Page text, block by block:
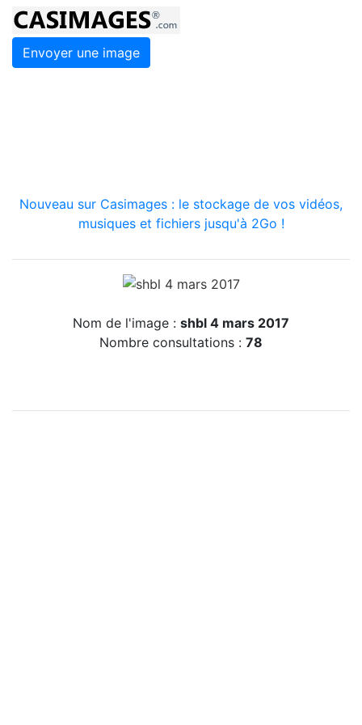
Envoyer une image
Nouveau sur Casimages : le stockage de vos vidéos,
musiques et fichiers jusqu'à 2Go !
Nom de l'image : shbl 4 mars 2017
Nombre consultations : 78